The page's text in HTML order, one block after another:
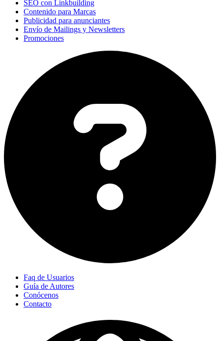
SEO con Linkbuilding
Contenido para Marcas
Publicidad para anunciantes
Envío de Mailings y Newsletters
Promociones
Faq de Usuarios
Guía de Autores
Conócenos
Contacto